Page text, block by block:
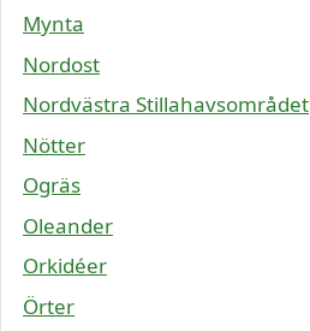
Mynta
Nordost
Nordvästra Stillahavsområdet
Nötter
Ogräs
Oleander
Orkidéer
Örter